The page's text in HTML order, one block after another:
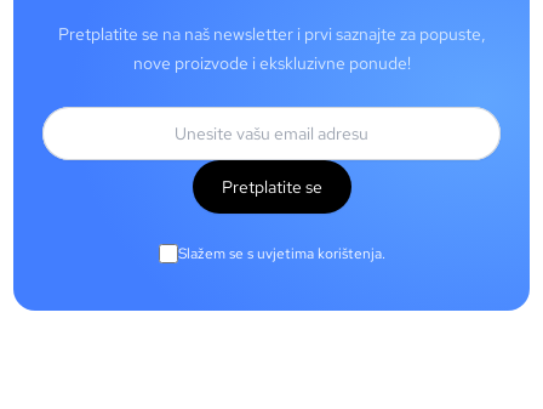
Pretplatite se na naš newsletter i prvi saznajte za popuste,
nove proizvode i ekskluzivne ponude!
Pretplatite se
Slažem se s uvjetima korištenja.